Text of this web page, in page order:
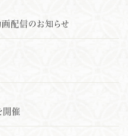
配信のお知らせ
開催